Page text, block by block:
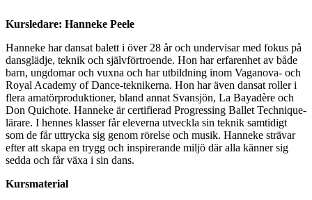
Kursledare: Hanneke Peele
Hanneke har dansat balett i över 28 år och undervisar med fokus på
dansglädje, teknik och självförtroende. Hon har erfarenhet av både
barn, ungdomar och vuxna och har utbildning inom Vaganova- och
Royal Academy of Dance-teknikerna. Hon har även dansat roller i
flera amatörproduktioner, bland annat Svansjön, La Bayadère och
Don Quichote. Hanneke är certifierad Progressing Ballet Technique-
lärare. I hennes klasser får eleverna utveckla sin teknik samtidigt
som de får uttrycka sig genom rörelse och musik. Hanneke strävar
efter att skapa en trygg och inspirerande miljö där alla känner sig
sedda och får växa i sin dans.
Kursmaterial